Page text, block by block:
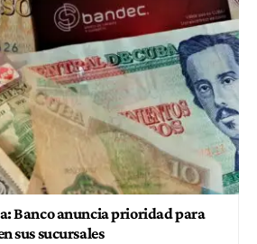
Banco anuncia prioridad para
sus sucursales